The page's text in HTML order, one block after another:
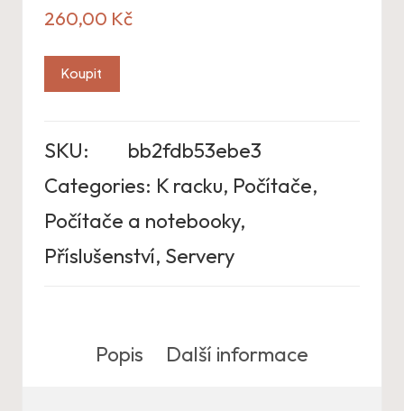
260,00 Kč
Koupit
SKU:
bb2fdb53ebe3
Categories: K racku, Počítače,
Počítače a notebooky,
Příslušenství, Servery
Popis Další informace